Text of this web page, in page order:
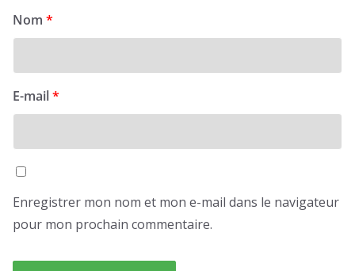
Nom *
E-mail*
Enregistrer mon nom et mon e-mail dans le navigateur
pour mon prochain commentaire.